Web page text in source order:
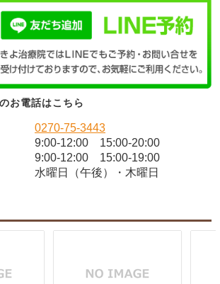
お電話はこちら
0270-75-3443
9:00-12:00 15:00-20:00
9:00-12:00 15:00-19:00
水曜日（午後）・木曜日